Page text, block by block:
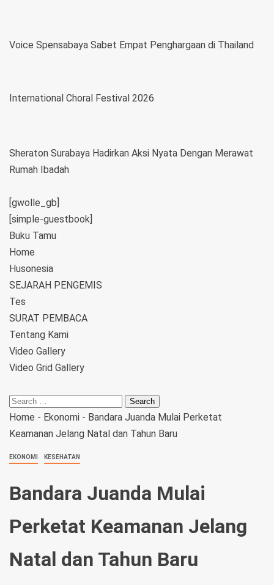
Voice Spensabaya Sabet Empat Penghargaan di Thailand
International Choral Festival 2026
Sheraton Surabaya Hadirkan Aksi Nyata Dengan Merawat
Rumah Ibadah
[gwolle_gb]
[simple-guestbook]
Buku Tamu
Home
Husonesia
SEJARAH PENGEMIS
Tes
SURAT PEMBACA
Tentang Kami
Video Gallery
Video Grid Gallery
Home - Ekonomi - Bandara Juanda Mulai Perketat
Keamanan Jelang Natal dan Tahun Baru
EKONOMI KESEHATAN
Bandara Juanda Mulai
Perketat Keamanan Jelang
Natal dan Tahun Baru